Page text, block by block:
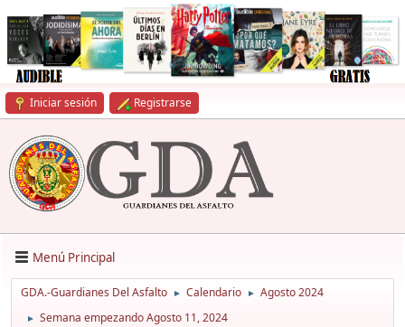
Iniciar sesión Registrarse
Menú Principal
GDA.-Guardianes Del Asfalto ► Calendario ► Agosto 2024
► Semana empezando Agosto 11, 2024